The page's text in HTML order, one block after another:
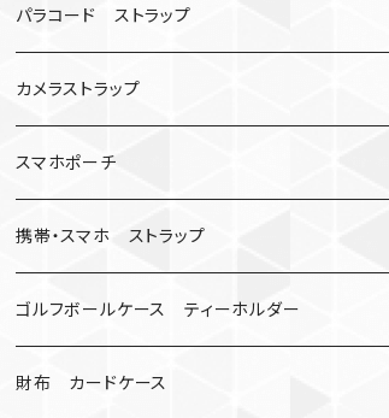
シャックル
数珠
ベルトループ
クボタン
キーケース
人形
忍者
ミイラ
キャンプ道具
ナット
iPhone
カナビラウォッチ
腕時計
アップルウォッチ
バックル
マッドマックス
パラコード ストラップ
サバイバルツール
カメラストラップ
スマホポーチ
携帯・スマホ ストラップ
ネックストラップ・ショルダーストラップ
ハンドストラップ
ゴルフボールケース ティーホルダー
ゴルフマーカー
財布 カードケース